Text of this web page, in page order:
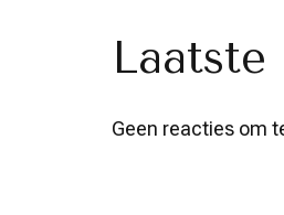
Laatste
Geen reacties om